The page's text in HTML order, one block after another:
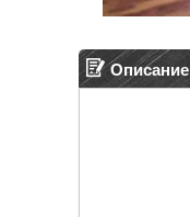
Описание